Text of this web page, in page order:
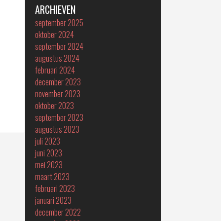
ARCHIEVEN
september 2025
oktober 2024
september 2024
augustus 2024
februari 2024
december 2023
november 2023
oktober 2023
september 2023
augustus 2023
juli 2023
juni 2023
mei 2023
maart 2023
februari 2023
januari 2023
december 2022